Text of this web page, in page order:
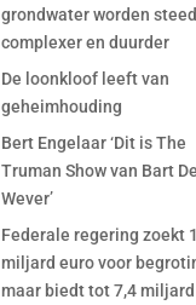
grondwater worden
complexer en duurder
De loonkloof leeft van
geheimhouding
Bert Engelaar ‘Dit is The
Truman Show van Bart De
Wever’
Federale regering zoekt
miljard euro voor
maar biedt tot 7,4